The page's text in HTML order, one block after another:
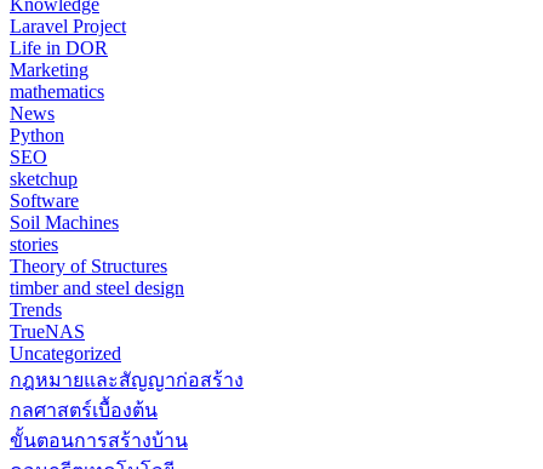
Laravel Project
Life in DOR
Marketing
mathematics
News
Python
SEO
sketchup
Software
Soil Machines
stories
Theory of Structures
timber and steel design
Trends
TrueNAS
Uncategorized
กฎหมายและสัญญาก่อสร้าง
กลศาสตร์เบื้องต้น
ขั้นตอนการสร้างบ้าน